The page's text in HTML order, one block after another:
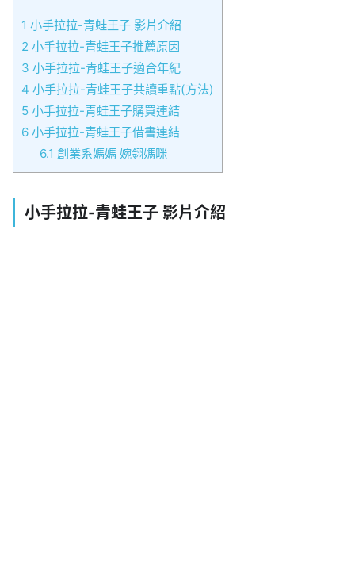
1 小手拉拉-青蛙王子 影片介紹
2 小手拉拉-青蛙王子推薦原因
3 小手拉拉-青蛙王子適合年紀
4 小手拉拉-青蛙王子共讀重點(方法)
5 小手拉拉-青蛙王子購買連結
6 小手拉拉-青蛙王子借書連結
6.1 創業系媽媽 婉翎媽咪
小手拉拉-青蛙王子 影片介紹